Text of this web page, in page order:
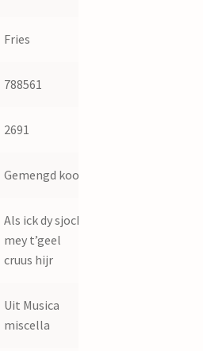
Fries
788561
2691
Gemengd koor
Als ick dy sjoch
mey t’geel
cruus hijr
Uit Musica
miscella